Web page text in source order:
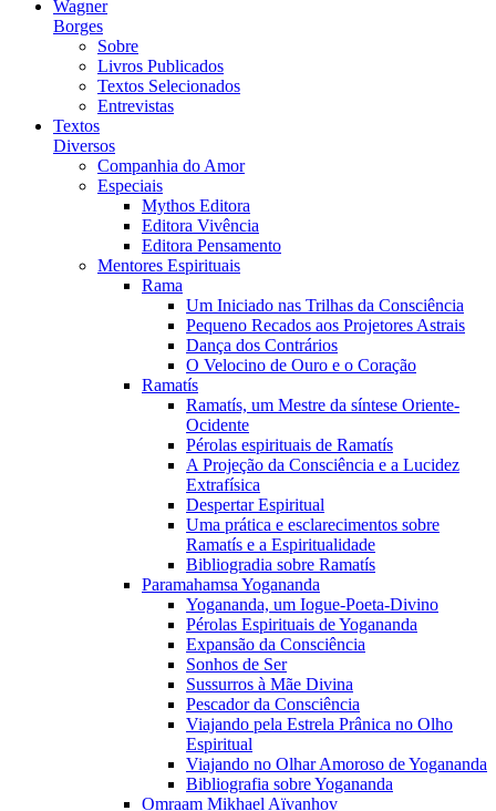
Wagner
Borges
Sobre
Livros Publicados
Textos Selecionados
Entrevistas
Textos
Diversos
Companhia do Amor
Especiais
Mythos Editora
Editora Vivência
Editora Pensamento
Mentores Espirituais
Rama
Um Iniciado nas Trilhas da Consciência
Pequeno Recados aos Projetores Astrais
Dança dos Contrários
O Velocino de Ouro e o Coração
Ramatís
Ramatís, um Mestre da síntese Oriente-
Ocidente
Pérolas espirituais de Ramatís
A Projeção da Consciência e a Lucidez
Extrafísica
Despertar Espiritual
Uma prática e esclarecimentos sobre
Ramatís e a Espiritualidade
Bibliogradia sobre Ramatís
Paramahamsa Yogananda
Yogananda, um Iogue-Poeta-Divino
Pérolas Espirituais de Yogananda
Expansão da Consciência
Sonhos de Ser
Sussurros à Mãe Divina
Pescador da Consciência
Viajando pela Estrela Prânica no Olho
Espiritual
Viajando no Olhar Amoroso de Yogananda
Bibliografia sobre Yogananda
Omraam Mikhael Aïvanhov